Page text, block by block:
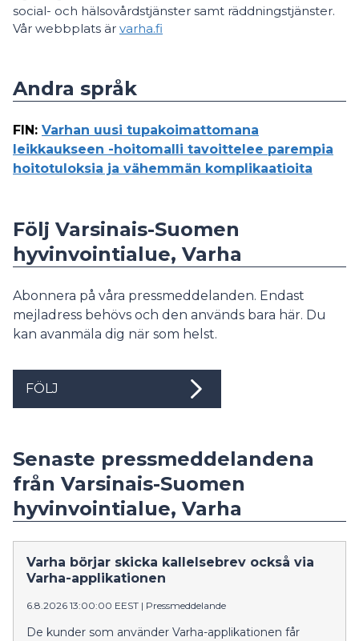
social- och hälsovårdstjänster samt räddningstjänster.
Vår webbplats är varha.fi
Andra språk
FIN : Varhan uusi tupakoimattomana
leikkaukseen -hoitomalli tavoittelee parempia
hoitotuloksia ja vähemmän komplikaatioita
Följ Varsinais-Suomen
hyvinvointialue, Varha
Abonnera på våra pressmeddelanden. Endast
mejladress behövs och den används bara här. Du
kan avanmäla dig när som helst.
FÖLJ
Senaste pressmeddelandena
från Varsinais-Suomen
hyvinvointialue, Varha
Varha börjar skicka kallelsebrev också via
Varha-applikationen
6.8.2026 13:00:00 EEST | Pressmeddelande
De kunder som använder Varha-applikationen får